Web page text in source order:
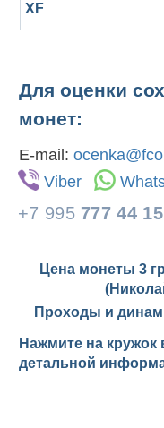
XF
Для оценки
монет:
E-mail:
Viber
+7 995 777 44 15
Цена монеты 3
Проходы и
Нажмите на кружок
детальной